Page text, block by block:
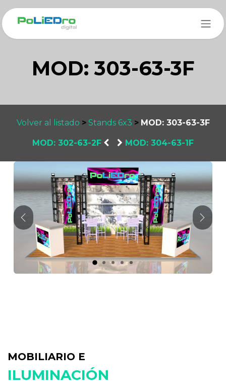
MOD: 303-63-3F
Volver al listado > Stands 6x3 > MOD: 303-63-3F
MOD: 302-63-2F MOD: 304-63-1F
Anterior
MOBILIARIO E
ILUMINACIÓN